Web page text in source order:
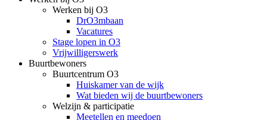
Werken bij O3
DrO3mbaan
Vacatures
Stage lopen in O3
Vrijwilligerswerk
Buurtbewoners
Buurtcentrum O3
Huiskamer van de wijk
Wat bieden wij de buurtbewoners
Welzijn & participatie
Meetellen en meedoen